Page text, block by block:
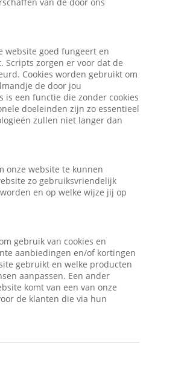
website goed fungeert en
Scripts zorgen er voor dat de
Cookies worden gebruikt om
de door jou
een functie die zonder cookies
doeleinden zijn zo essentieel
zullen niet langer dan
onze website te kunnen
zo gebruiksvriendelijk
en op welke wijze jij op
gebruik van cookies en
aanbiedingen en/of kortingen
gebruikt en welke producten
aanpassen. Een ander
komt van een van onze
de klanten die via hun